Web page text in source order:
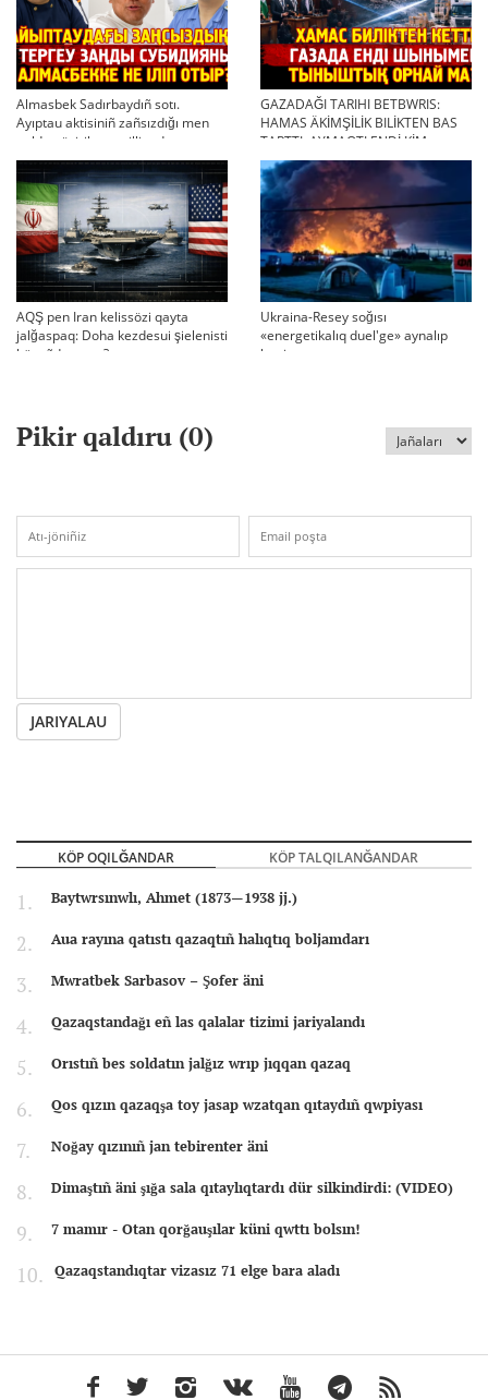
Almasbek Sadırbaydıñ sotı.
Ayıptau aktisiniñ zañsızdığı men
qoldan ösirilgen milliondar
GAZADAĞI TARIHI BETBWRIS:
HAMAS ÄKİMŞİLİK BILİKTEN BAS
TARTTI. AYMAQTI ENDİ KİM
BASQARADI?
AQŞ pen Iran kelissözi qayta
jalğaspaq: Doha kezdesui şielenisti
bäseñdete me?
Ukraina-Resey soğısı
«energetikalıq duel'ge» aynalıp
ketti
Pikir qaldıru (0)
JARIYALAU
KÖP OQILĞANDAR KÖP TALQILANĞANDAR
Baytwrsınwlı, Ahmet (1873—1938 jj.)
Aua rayına qatıstı qazaqtıñ halıqtıq boljamdarı
Mwratbek Sarbasov – Şofer äni
Qazaqstandağı eñ las qalalar tizimi jariyalandı
Orıstıñ bes soldatın jalğız wrıp jıqqan qazaq
Qos qızın qazaqşa toy jasap wzatqan qıtaydıñ qwpiyası
Noğay qızınıñ jan tebirenter äni
Dimaştıñ äni şığa sala qıtaylıqtardı dür silkindirdi: (VIDEO)
7 mamır - Otan qorğauşılar küni qwttı bolsın!
Qazaqstandıqtar vizasız 71 elge bara aladı